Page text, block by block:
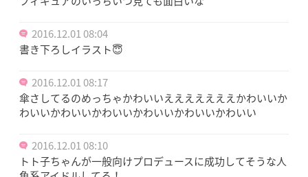
2016.12.01 08:04
書き下ろしイラスト😇
2016.12.01 08:17
傘さしてるのめっちゃかわいいえええええええかわいいか
わいいかわいいかわいいかわいいかわいいかわいい
2016.12.01 08:10
トト子ちゃんが一般向けプロデュースに成功してそうな人